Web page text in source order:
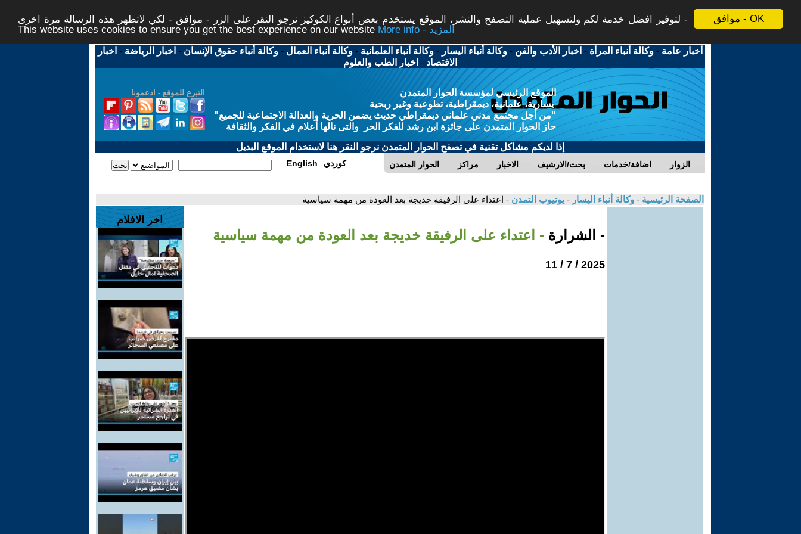
موافق - OK
لتوفير افضل خدمة لكم ولتسهيل عملية التصفح والنشر، الموقع يستخدم بعض أنواع الكوكيز نرجو النقر على الزر - موافق - لكي لاتظهر هذه الرسالة مرة اخرى -
This website uses cookies to ensure you get the best experience on our website
More info - المزيد
أخبار عامة -وكالة أنباء المرأة - اخبار الأدب والفن -وكالة أنباء اليسار -وكالة أنباء العلمانية -وكالة أنباء العمال -وكالة أنباء حقوق الإنسان - اخبار الرياضة - اخبار
الاقتصاد - اخبار الطب والعلوم
التبرع للموقع - ادعمونا
الموقع الرئيسي لمؤسسة الحوار المتمدن
يسارية، علمانية، ديمقراطية، تطوعية وغير ربحية
"من أجل مجتمع مدني علماني ديمقراطي حديث يضمن الحرية والعدالة الاجتماعية للجميع"
حاز الحوار المتمدن على جائزة ابن رشد للفكر الحر والتى نالها أعلام في الفكر والثقافة
إذا لديكم مشاكل تقنية في تصفح الحوار المتمدن نرجو النقر هنا لاستخدام الموقع البديل
الحوار المتمدن مراكز الاخبار بحث/الارشيف اضافة/خدمات الزوار English كوردي
الصفحة الرئيسية - وكالة أنباء اليسار - يوتيوب التمدن - اعتداء على الرفيقة خديجة بعد العودة من مهمة سياسية
- الشرارة - اعتداء على الرفيقة خديجة بعد العودة من مهمة سياسية
2025 / 7 / 11
اخر الافلام